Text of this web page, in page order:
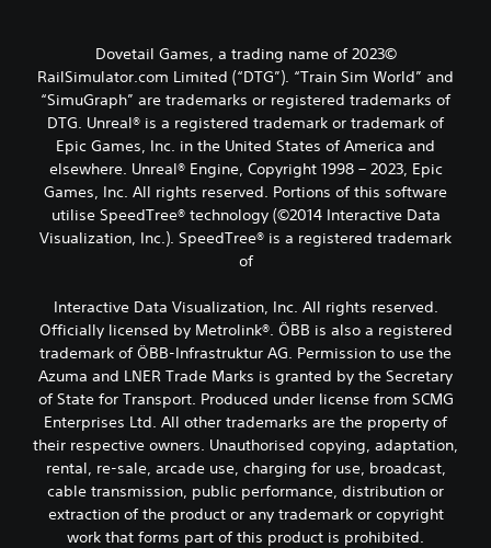
©2023 Dovetail Games, a trading name of
RailSimulator.com Limited (“DTG”). “Train Sim World” and
“SimuGraph” are trademarks or registered trademarks of
DTG. Unreal® is a registered trademark or trademark of
Epic Games, Inc. in the United States of America and
elsewhere. Unreal® Engine, Copyright 1998 – 2023, Epic
Games, Inc. All rights reserved. Portions of this software
utilise SpeedTree® technology (©2014 Interactive Data
Visualization, Inc.). SpeedTree® is a registered trademark
of
Interactive Data Visualization, Inc. All rights reserved.
Officially licensed by Metrolink®. ÖBB is also a registered
trademark of ÖBB-Infrastruktur AG. Permission to use the
Azuma and LNER Trade Marks is granted by the Secretary
of State for Transport. Produced under license from SCMG
Enterprises Ltd. All other trademarks are the property of
their respective owners. Unauthorised copying, adaptation,
rental, re-sale, arcade use, charging for use, broadcast,
cable transmission, public performance, distribution or
extraction of the product or any trademark or copyright
work that forms part of this product is prohibited.